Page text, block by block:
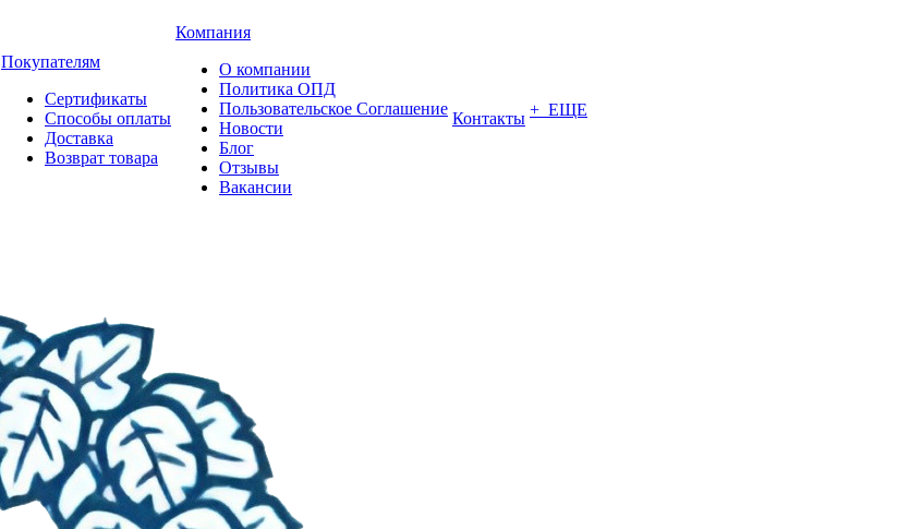
Покупателям
Сертификаты
Способы оплаты
Доставка
Возврат товара
Компания
О компании
Политика ОПД
Пользовательское Соглашение
Новости
Блог
Отзывы
Вакансии
Контакты + ЕЩЕ